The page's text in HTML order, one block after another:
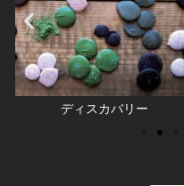
ディスカバリー